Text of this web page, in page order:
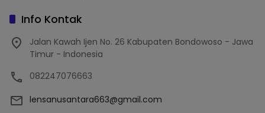
Info Kontak
Jalan Kawah Ijen No. 26 Kabupaten Bondowoso - Jawa
Timur - Indonesia
082247076663
lensanusantara663@gmail.com